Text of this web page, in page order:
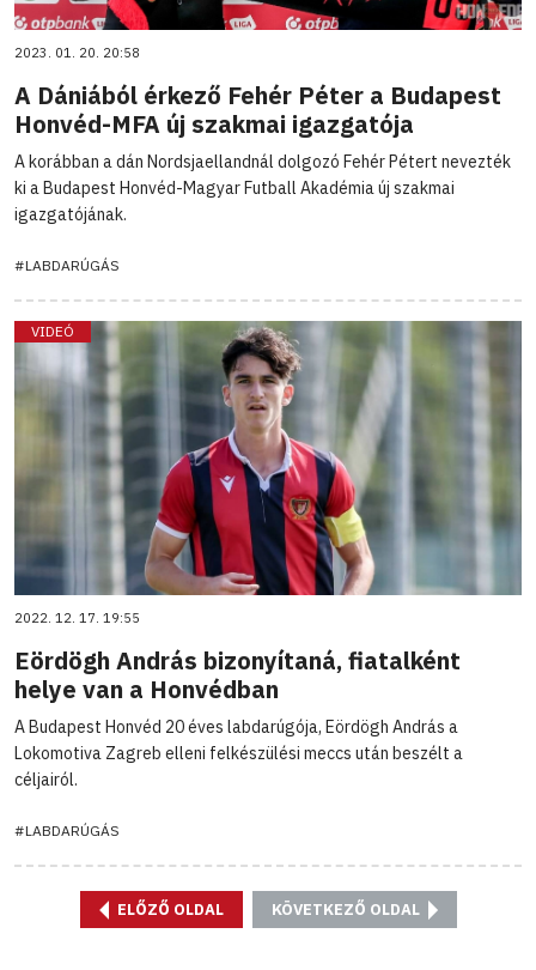
2023. 01. 20. 20:58
A Dániából érkező Fehér Péter a Budapest
Honvéd-MFA új szakmai igazgatója
A korábban a dán Nordsjaellandnál dolgozó Fehér Pétert nevezték
ki a Budapest Honvéd-Magyar Futball Akadémia új szakmai
igazgatójának.
#LABDARÚGÁS
VIDEÓ
2022. 12. 17. 19:55
Eördögh András bizonyítaná, fiatalként
helye van a Honvédban
A Budapest Honvéd 20 éves labdarúgója, Eördögh András a
Lokomotiva Zagreb elleni felkészülési meccs után beszélt a
céljairól.
#LABDARÚGÁS
ELŐZŐ OLDAL KÖVETKEZŐ OLDAL